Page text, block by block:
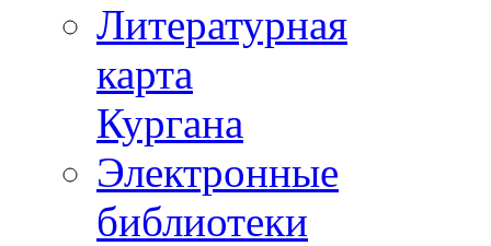
Литературная
карта
Кургана
Электронные
библиотеки